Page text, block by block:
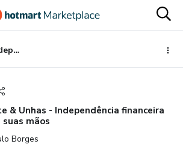
Arte & Unhas - Independência financeira em suas mãos
& Unhas - Independência financeira
suas mãos
Borges